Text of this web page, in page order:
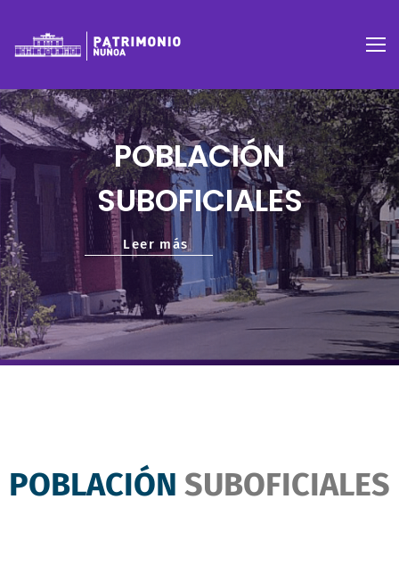
POBLACIÓN
SUBOFICIALES
Leer más
POBLACIÓN SUBOFICIALES